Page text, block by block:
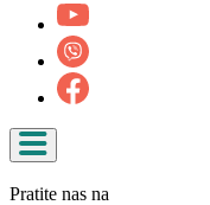
Pratite nas na